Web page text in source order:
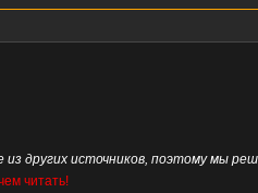
других источников, поэтому мы
читать!